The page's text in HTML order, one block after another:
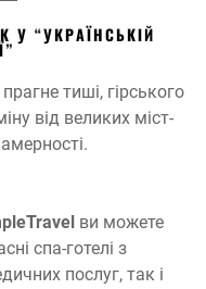
У “УКРАЇНСЬКІЙ
тиші, гірського
від великих міст-
ви можете
спа-готелі з
послуг, так і